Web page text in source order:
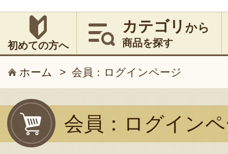
初めての方へ
カテゴリ から
商品を探す
ホーム > 会員：ログインページ
会員：ログイン